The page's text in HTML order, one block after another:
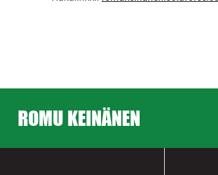
ROMU KEINÄNEN